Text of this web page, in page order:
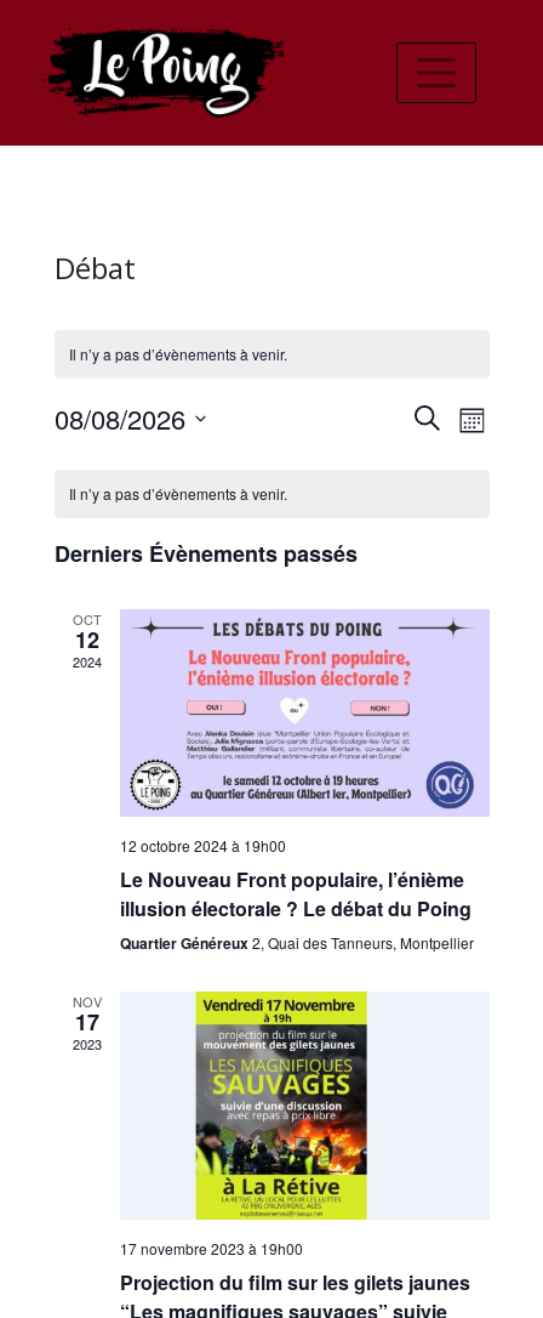
Débat
Il n’y a pas d’évènements à venir.
vues
Recherche
Mois
08/08/2026
date.
Calendrier
Évènements
Il n’y a pas d’évènements à venir.
Derniers Évènements passés
OCT
12
2024
12 octobre 2024 à 19h00
Le Nouveau Front populaire, l’énième
illusion électorale ? Le débat du Poing
Quartier Généreux2, Quai des Tanneurs, Montpellier
NOV
17
2023
17 novembre 2023 à 19h00
Projection du film sur les gilets jaunes
“Les magnifiques sauvages” suivie